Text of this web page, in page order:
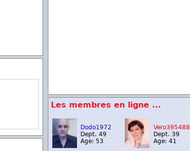
Les membres en ligne ...
Dodo1972
Dept. 49
Age: 53
Vero395488
Dept. 39
Age: 41